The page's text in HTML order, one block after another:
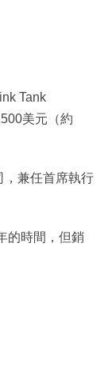
Tank
美元（約
，兼任首席執行
的時間，但銷